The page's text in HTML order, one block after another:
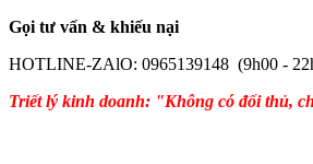
Gọi tư vấn & khiếu nại
HOTLINE-ZAlO: 0965139148 (9h00 -
Triết lý kinh doanh: "Không có đối thủ,